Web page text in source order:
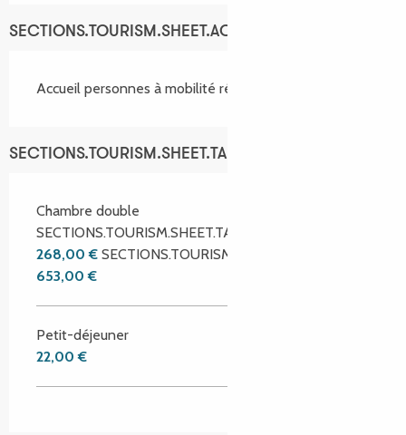
SECTIONS.TOURISM.SHEET.ACCESSIBILITY_SERVICES
Accueil personnes à mobilité réduite
SECTIONS.TOURISM.SHEET.TARIFFS.TARIFFS
Chambre double
SECTIONS.TOURISM.SHEET.TARIFFS.FROM
268,00 € SECTIONS.TOURISM.SHEET.TARIFFS.TO
653,00 €
Petit-déjeuner
22,00 €